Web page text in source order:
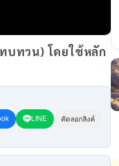
บทวน) โดยใช้หลัก
LINE คัดลอกลิงค์